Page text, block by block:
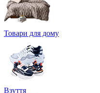
Товари для дому
Взуття